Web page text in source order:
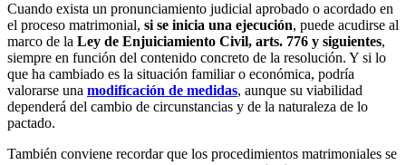
Cuando exista un pronunciamiento judicial aprobado o acordado en
el proceso matrimonial, si se inicia una ejecución, puede acudirse al
marco de la Ley de Enjuiciamiento Civil, arts. 776 y siguientes,
siempre en función del contenido concreto de la resolución. Y si lo
que ha cambiado es la situación familiar o económica, podría
valorarse una modificación de medidas, aunque su viabilidad
dependerá del cambio de circunstancias y de la naturaleza de lo
pactado.
También conviene recordar que los procedimientos matrimoniales se